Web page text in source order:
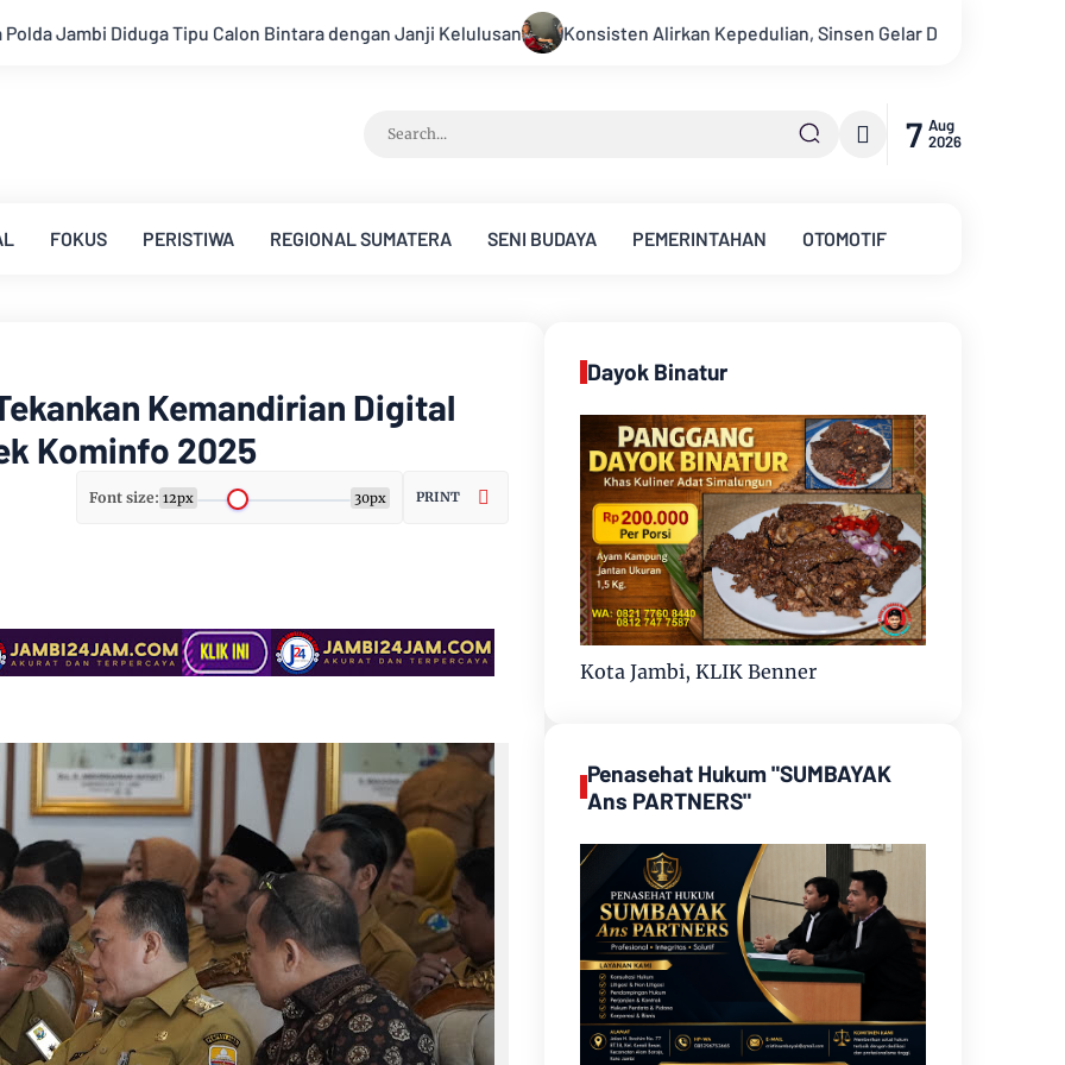
dengan Janji Kelulusan Konsisten Alirkan Kepedulian, Sinsen Gelar Donor Darah ke-23 dalam Perayaan Anniversary
7 Aug
2026
FOKUS PERISTIWA REGIONAL SUMATERA SENI BUDAYA PEMERINTAHAN OTOMOTIF
Kemandirian Digital
Kominfo 2025
Font size: 12px 30px PRINT
Dayok Binatur
Kota Jambi, KLIK Benner
Penasehat Hukum "SUMBAYAK
Ans PARTNERS"